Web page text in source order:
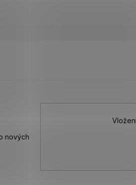
nových